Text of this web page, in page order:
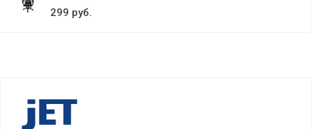
299 руб.